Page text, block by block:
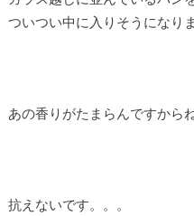
ついつい中に入りそうになりま
あの香りがたまらんですから
抗えないです。。。